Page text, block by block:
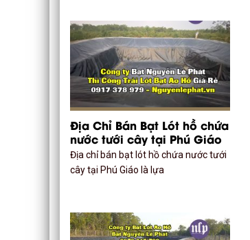
Địa Chỉ Bán Bạt Lót hồ chứa
nước tưới cây tại Phú Giáo
Địa chỉ bán bạt lót hồ chứa nước tưới
cây tại Phú Giáo là lựa